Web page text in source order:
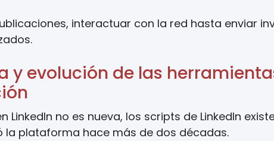
interactuar con la red hasta enviar
y evolución de las
LinkedIn no es nueva, los scripts de LinkedIn
la plataforma hace más de dos décadas.